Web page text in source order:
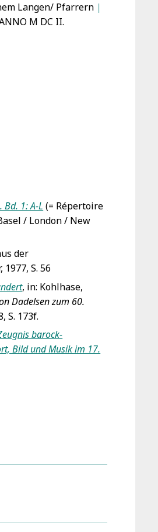
Langen/ Pfarrern |
M DC II.
1: A-L (= Répertoire
/ London / New
der
S. 56
, in: Kohlhase,
Dadelsen zum 60.
S. 173f.
barock-
Bild und Musik im 17.